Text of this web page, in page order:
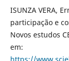
ISUNZA VERA,
participação e
Novos estudos
em: